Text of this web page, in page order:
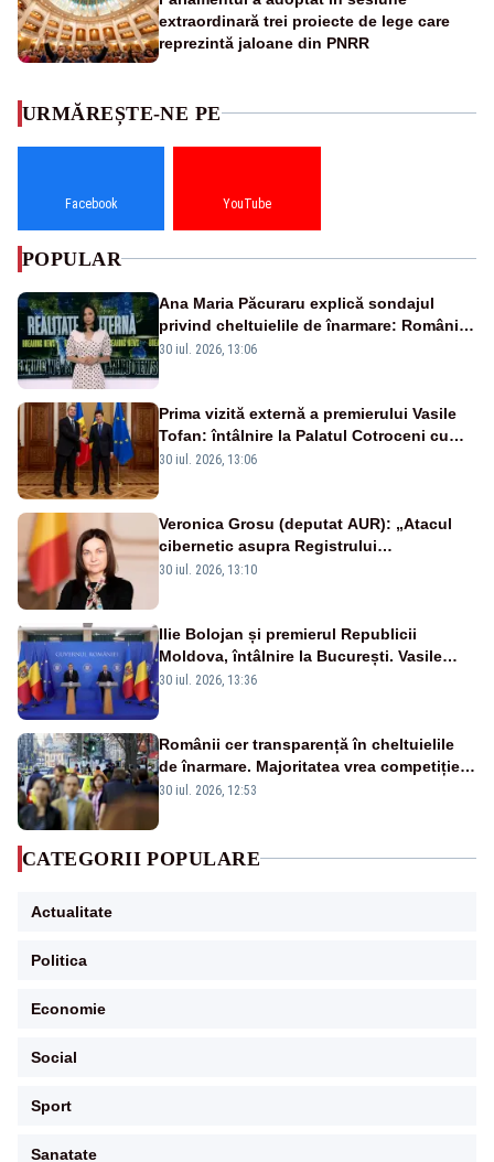
extraordinară trei proiecte de lege care
reprezintă jaloane din PNRR
URMĂREȘTE-NE PE
Facebook YouTube
POPULAR
Ana Maria Păcuraru explică sondajul
privind cheltuielile de înarmare: Românii
cer transparență în achiziții și un echilibru
30 iul. 2026, 13:06
Prima vizită externă a premierului Vasile
Tofan: întâlnire la Palatul Cotroceni cu
președintele Nicușor Dan
30 iul. 2026, 13:06
Veronica Grosu (deputat AUR): „Atacul
cibernetic asupra Registrului
Proprietăților transmite un semnal de
30 iul. 2026, 13:10
Ilie Bolojan și premierul Republicii
Moldova, întâlnire la București. Vasile
Tofan, primit cu onoruri militare
30 iul. 2026, 13:36
Românii cer transparență în cheltuielile
de înarmare. Majoritatea vrea competiție
reală și industrie locală – SONDAJ
30 iul. 2026, 12:53
CATEGORII POPULARE
Actualitate
Politica
Economie
Social
Sport
Sanatate